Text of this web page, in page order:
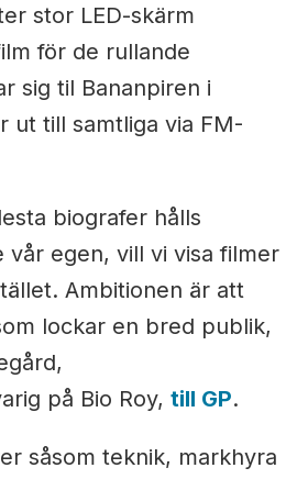
stor LED-skärm
för de rullande
sig til Bananpiren i
ut till samtliga via FM-
biografer hålls
vår egen, vill vi visa filmer
Ambitionen är att
lockar en bred publik,
på Bio Roy, till GP.
såsom teknik, markhyra